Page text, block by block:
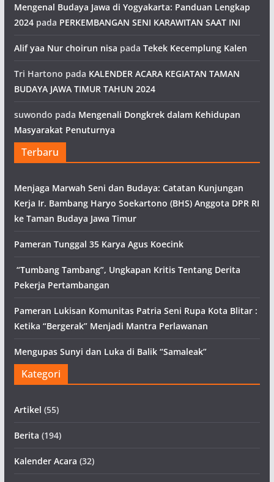
Mengenal Budaya Jawa di Yogyakarta: Panduan Lengkap
2024pada PERKEMBANGAN SENI KARAWITAN SAAT INI
Alif yaa Nur choirun nisa pada Tekek Kecemplung Kalen
Tri Hartono pada KALENDER ACARA KEGIATAN TAMAN
BUDAYA JAWA TIMUR TAHUN 2024
suwondo pada Mengenali Dongkrek dalam Kehidupan
Masyarakat Penuturnya
Terbaru
Menjaga Marwah Seni dan Budaya: Catatan Kunjungan
Kerja Ir. Bambang Haryo Soekartono (BHS) Anggota DPR RI
ke Taman Budaya Jawa Timur
Pameran Tunggal 35 Karya Agus Koecink
“Tumbang Tambang”, Ungkapan Kritis Tentang Derita
Pekerja Pertambangan
Pameran Lukisan Komunitas Patria Seni Rupa Kota Blitar :
Ketika “Bergerak” Menjadi Mantra Perlawanan
Mengupas Sunyi dan Luka di Balik “Samaleak”
Kategori
Artikel (55)
Berita (194)
Kalender Acara (32)